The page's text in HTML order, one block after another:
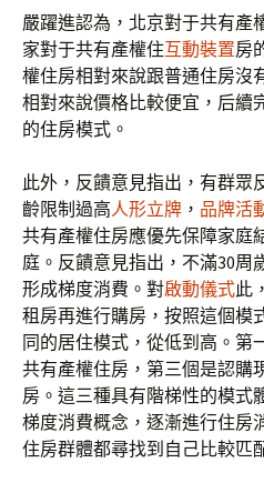
嚴躍進認為，北京對于共有產
家對于共有產權住互動裝置房
權住房相對來說跟普通住房沒
相對來說價格比較便宜，后續
的住房模式。
此外，反饋意見指出，有群眾
齡限制過高人形立牌 ， 品牌活
共有產權住房應優先保障家庭
庭。反饋意見指出，不滿30周
形成梯度消費。對啟動儀式此
租房再進行購房，按照這個模
同的居住模式，從低到高。第
共有產權住房，第三個是認購
房。這三種具有階梯性的模式
梯度消費概念，逐漸進行住房
住房群體都尋找到自己比較匹